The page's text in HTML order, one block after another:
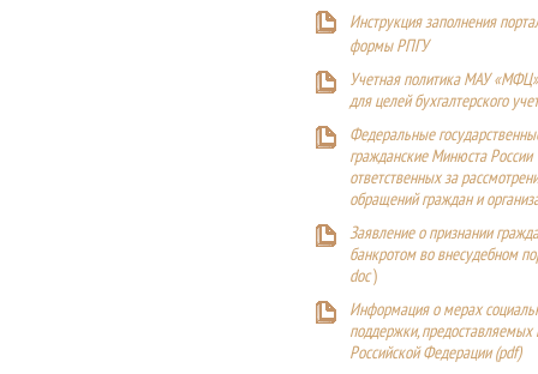
Инструкция заполнения
формы РПГУ
Учетная политика МАУ
для целей бухгалтерского
Федеральные
гражданские Минюста России
ответственных за
обращений граждан и
Заявление о признании
банкротом во внесудебном
doc)
Информация о мерах
поддержки,
Российской Федерации (pdf)